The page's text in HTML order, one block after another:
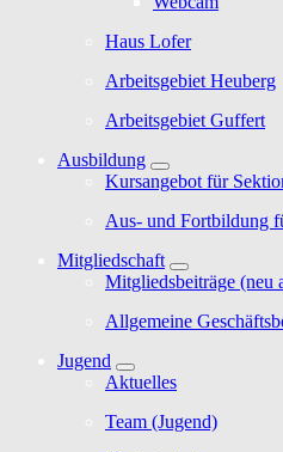
Haus Lofer
Arbeitsgebiet Heuberg
Arbeitsgebiet Guffert
Ausbildung
Kursangebot für
Aus- und Fortbildung
Mitgliedschaft
Mitgliedsbeiträge (neu
Allgemeine
Jugend
Aktuelles
Team (Jugend)